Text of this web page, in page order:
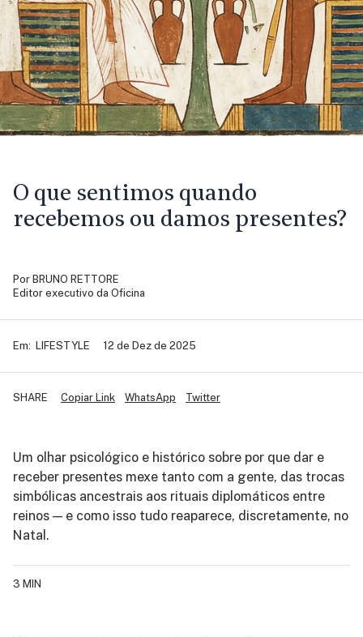
O que sentimos quando
recebemos ou damos presentes?
Por BRUNO RETTORE
Editor executivo da Oficina
Em: LIFESTYLE 12 de Dez de 2025
Copiar Link WhatsApp Twitter
SHARE
Um olhar psicológico e histórico sobre por que dar e
receber presentes mexe tanto com a gente, das trocas
simbólicas ancestrais aos rituais diplomáticos entre
reinos — e como isso tudo reaparece, discretamente, no
Natal.
3 MIN